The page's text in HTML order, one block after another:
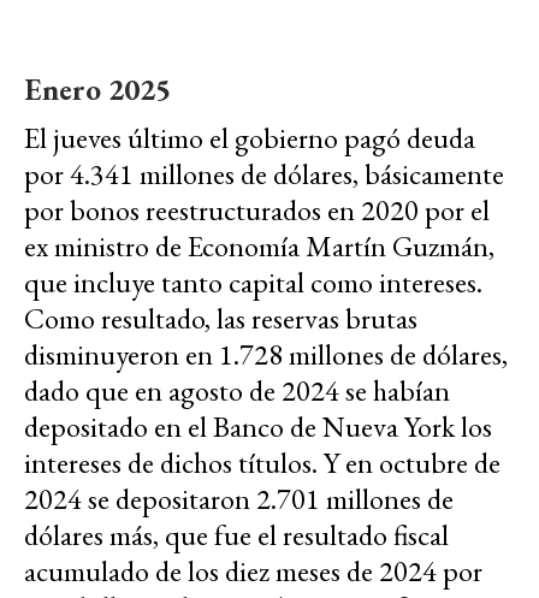
Enero 2025
El jueves último el gobierno pagó deuda
por 4.341 millones de dólares, básicamente
por bonos reestructurados en 2020 por el
ex ministro de Economía Martín Guzmán,
que incluye tanto capital como intereses.
Como resultado, las reservas brutas
disminuyeron en 1.728 millones de dólares,
dado que en agosto de 2024 se habían
depositado en el Banco de Nueva York los
intereses de dichos títulos. Y en octubre de
2024 se depositaron 2.701 millones de
dólares más, que fue el resultado fiscal
acumulado de los diez meses de 2024 por